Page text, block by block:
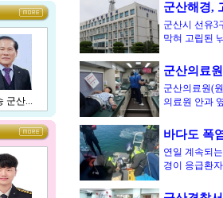
군산...
군산해경,
군산시 선유3
막혀 고립된
군산의료
군산의료원(
의료원 안과
바다도 폭
연일 계속되
경이 응급환